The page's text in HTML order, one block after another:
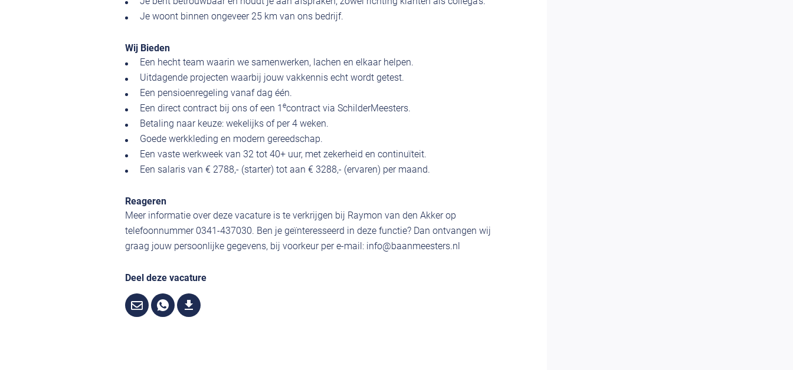
Je woont binnen ongeveer 25 km van ons bedrijf.
Wij Bieden
Een hecht team waarin we samenwerken, lachen en elkaar helpen.
Uitdagende projecten waarbij jouw vakkennis echt wordt getest.
Een pensioenregeling vanaf dag één.
Een direct contract bij ons of een 1 econtract via SchilderMeesters.
Betaling naar keuze: wekelijks of per 4 weken.
Goede werkkleding en modern gereedschap.
Een vaste werkweek van 32 tot 40+ uur, met zekerheid en continuïteit.
Een salaris van € 2788,- (starter) tot aan € 3288,- (ervaren) per maand.
Reageren
Meer informatie over deze vacature is te verkrijgen bij Raymon van den Akker op
telefoonnummer 0341-437030. Ben je geïnteresseerd in deze functie? Dan ontvangen wij
graag jouw persoonlijke gegevens, bij voorkeur per e-mail: info@baanmeesters.nl
Deel deze vacature